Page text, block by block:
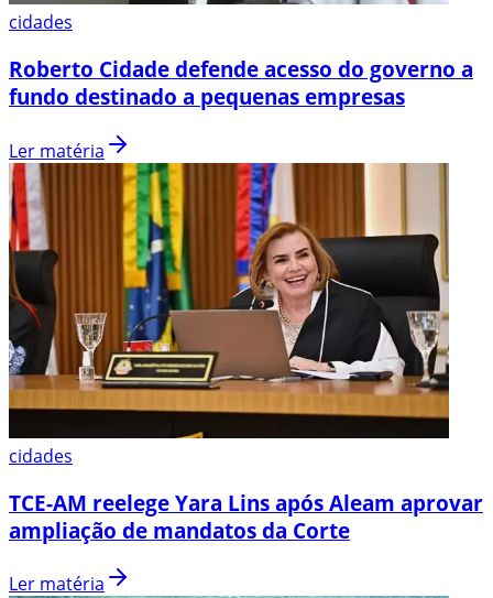
cidades
Roberto Cidade defende acesso do governo a
fundo destinado a pequenas empresas
Ler matéria
cidades
TCE-AM reelege Yara Lins após Aleam aprovar
ampliação de mandatos da Corte
Ler matéria